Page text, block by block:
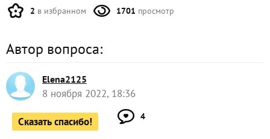
2 в избранном 1701 просмотр
Автор вопроса:
Elena2125
8 ноября 2022, 18:36
Сказать спасибо! 4